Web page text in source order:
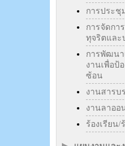
การประชุ
การจัดกา
ทุจริตและ
การพัฒนา
งานเพื่อป้
ซ้อน
งานสารบ
งานลาออ
ร้องเรียน/